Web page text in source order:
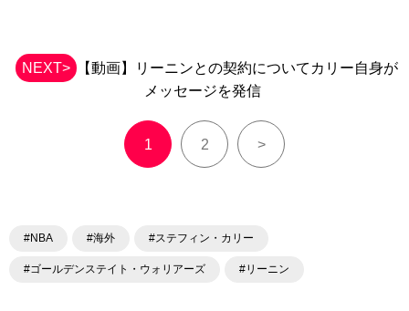
NEXT>
【動画】リーニンとの契約についてカリー自身が
メッセージを発信
1 2 >
#NBA #海外 #ステフィン・カリー
#ゴールデンステイト・ウォリアーズ #リーニン